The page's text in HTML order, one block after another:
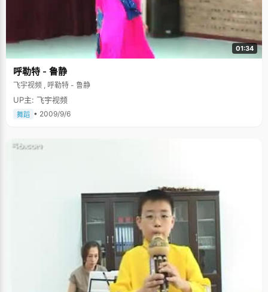
01:34
呼勒特 - 鲁静
飞宇视频 , 呼勒特 - 鲁静
UP主: 飞宇视频
舞蹈 • 2009/9/6